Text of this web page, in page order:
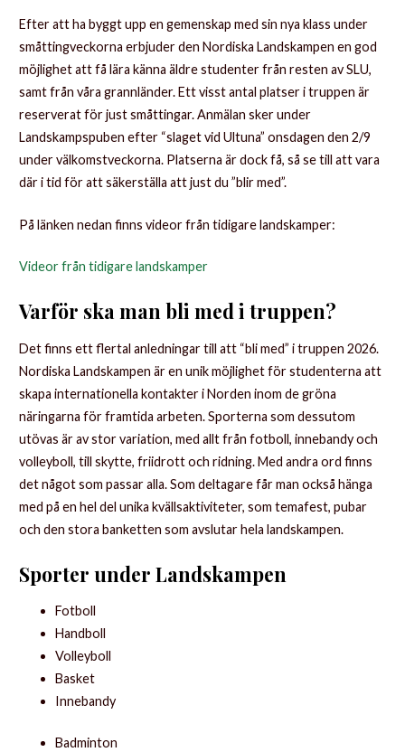
Efter att ha byggt upp en gemenskap med sin nya klass under
småttingveckorna erbjuder den Nordiska Landskampen en god
möjlighet att få lära känna äldre studenter från resten av SLU,
samt från våra grannländer. Ett visst antal platser i truppen är
reserverat för just småttingar. Anmälan sker under
Landskampspuben efter “slaget vid Ultuna” onsdagen den 2/9
under välkomstveckorna. Platserna är dock få, så se till att vara
där i tid för att säkerställa att just du ”blir med”.
På länken nedan finns videor från tidigare landskamper:
Videor från tidigare landskamper
Varför ska man bli med i truppen?
Det finns ett flertal anledningar till att “bli med” i truppen 2026.
Nordiska Landskampen är en unik möjlighet för studenterna att
skapa internationella kontakter i Norden inom de gröna
näringarna för framtida arbeten. Sporterna som dessutom
utövas är av stor variation, med allt från fotboll, innebandy och
volleyboll, till skytte, friidrott och ridning. Med andra ord finns
det något som passar alla. Som deltagare får man också hänga
med på en hel del unika kvällsaktiviteter, som temafest, pubar
och den stora banketten som avslutar hela landskampen.
Sporter under Landskampen
Fotboll
Handboll
Volleyboll
Basket
Innebandy
Badminton